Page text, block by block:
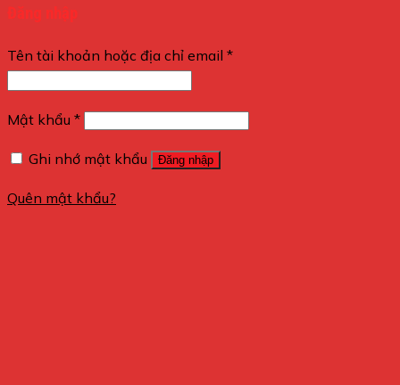
Đăng nhập
Tên tài khoản hoặc địa chỉ email *
Mật khẩu *
Ghi nhớ mật khẩu Đăng nhập
Quên mật khẩu?